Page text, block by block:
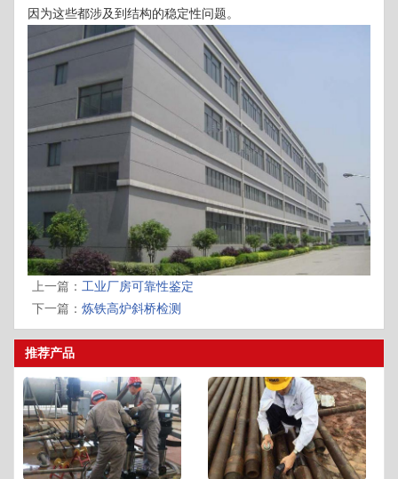
因为这些都涉及到结构的稳定性问题。
上一篇： 工业厂房可靠性鉴定
下一篇： 炼铁高炉斜桥检测
推荐产品